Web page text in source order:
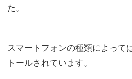
た。
スマートフォンの種類によって
トールされています。